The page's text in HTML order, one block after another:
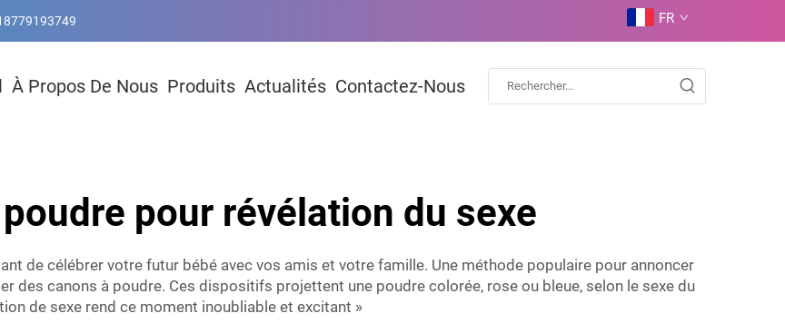
FR
À Propos De Nous Produits Actualités Contactez-Nous
pour révélation du sexe
de célébrer votre futur bébé avec vos amis et votre famille. Une méthode populaire pour annoncer
des canons à poudre. Ces dispositifs projettent une poudre colorée, rose ou bleue, selon le sexe du
de sexe rend ce moment inoubliable et excitant »